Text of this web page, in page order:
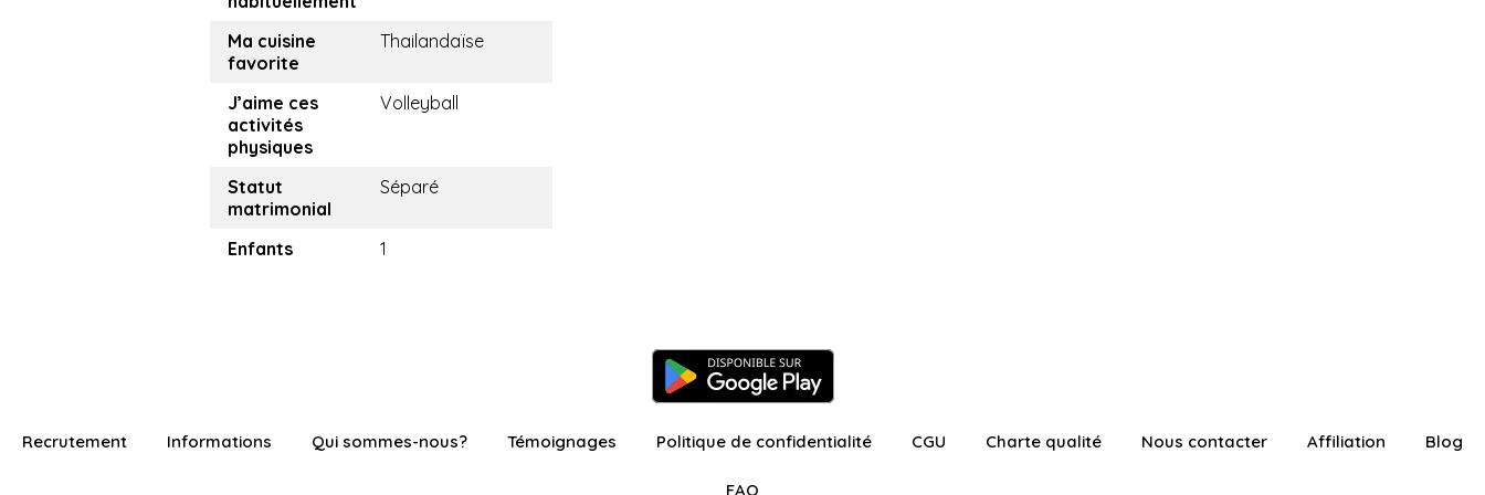
Ma cuisine
favorite
Thailandaïse
J’aime ces
activités
physiques
Volleyball
Statut
matrimonial
Séparé
Enfants 1
Recrutement Informations Qui sommes-nous? Témoignages Politique de confidentialité CGU Charte qualité Nous contacter Affiliation Blog
FAQ